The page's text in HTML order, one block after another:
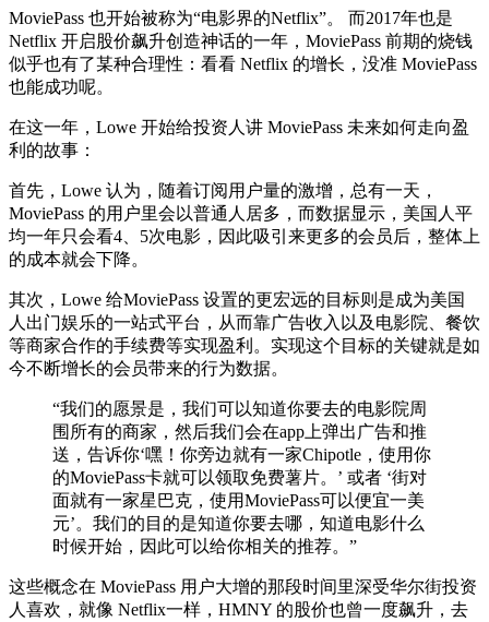
MoviePass 也开始被称为“电影界的Netflix”。 而2017年也是
Netflix 开启股价飙升创造神话的一年，MoviePass 前期的烧钱
似乎也有了某种合理性：看看 Netflix 的增长，没准 MoviePass
也能成功呢。
在这一年，Lowe 开始给投资人讲 MoviePass 未来如何走向盈
利的故事：
首先，Lowe 认为，随着订阅用户量的激增，总有一天，
MoviePass 的用户里会以普通人居多，而数据显示，美国人平
均一年只会看4、5次电影，因此吸引来更多的会员后，整体上
的成本就会下降。
其次，Lowe 给MoviePass 设置的更宏远的目标则是成为美国
人出门娱乐的一站式平台，从而靠广告收入以及电影院、餐饮
等商家合作的手续费等实现盈利。实现这个目标的关键就是如
今不断增长的会员带来的行为数据。
“我们的愿景是，我们可以知道你要去的电影院周
围所有的商家，然后我们会在app上弹出广告和推
送，告诉你‘嘿！你旁边就有一家Chipotle，使用你
的MoviePass卡就可以领取免费薯片。’ 或者 ‘街对
面就有一家星巴克，使用MoviePass可以便宜一美
元’。我们的目的是知道你要去哪，知道电影什么
时候开始，因此可以给你相关的推荐。”
这些概念在 MoviePass 用户大增的那段时间里深受华尔街投资
人喜欢，就像 Netflix一样，HMNY 的股价也曾一度飙升，去